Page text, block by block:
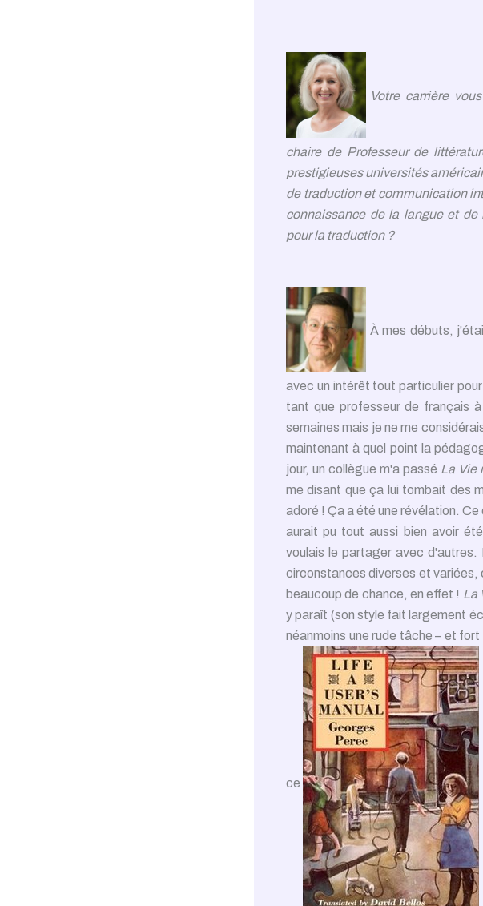
Votre carrière
chaire de Professeur de
prestigieuses universités
de traduction et communication
connaissance de la langue et
pour la traduction ?
À mes débuts,
avec un intérêt tout particulier
tant que professeur de français
semaines mais je ne me
maintenant à quel point la
jour, un collègue m'a passé La Vie
me disant que ça lui tombait des
adoré ! Ça a été une révélation.
aurait pu tout aussi bien avoir
voulais le partager avec d'autres.
circonstances diverses et variées,
beaucoup de chance, en effet ! La
y paraît (son style fait largement
néanmoins une rude tâche – et
ce